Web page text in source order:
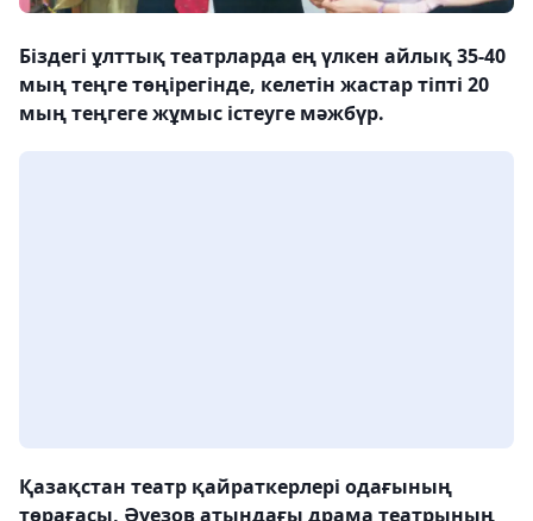
Біздегі ұлттық театрларда ең үлкен айлық 35-40
мың теңге төңірегінде, келетін жастар тіпті 20
мың теңгеге жұмыс істеуге мәжбүр.
Қазақстан театр қайраткерлері одағының
төрағасы, Әуезов атындағы драма театрының